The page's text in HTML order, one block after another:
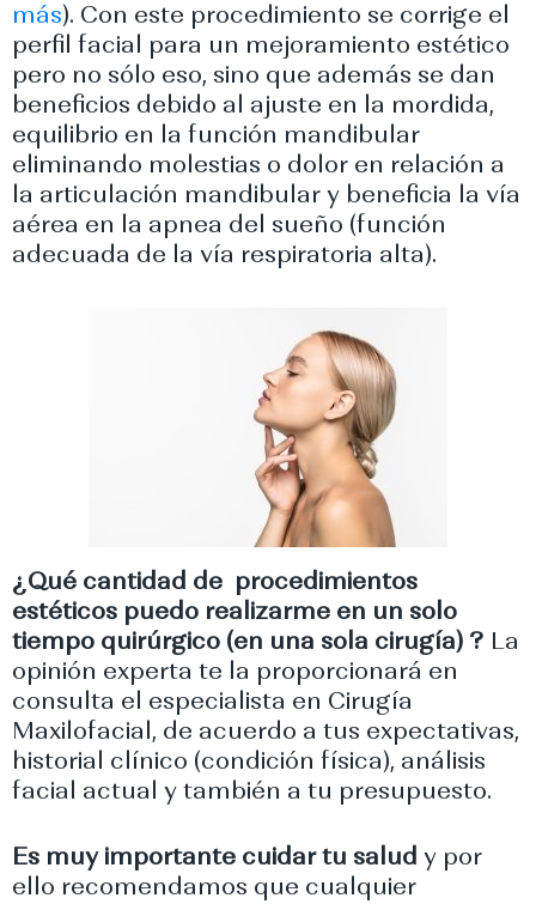
más). Con este procedimiento se corrige el
perfil facial para un mejoramiento estético
pero no sólo eso, sino que además se dan
beneficios debido al ajuste en la mordida,
equilibrio en la función mandibular
eliminando molestias o dolor en relación a
la articulación mandibular y beneficia la vía
aérea en la apnea del sueño (función
adecuada de la vía respiratoria alta).
¿Qué cantidad de procedimientos
estéticos puedo realizarme en un solo
tiempo quirúrgico (en una sola cirugía) ? La
opinión experta te la proporcionará en
consulta el especialista en Cirugía
Maxilofacial, de acuerdo a tus expectativas,
historial clínico (condición física), análisis
facial actual y también a tu presupuesto.
Es muy importante cuidar tu salud y por
ello recomendamos que cualquier